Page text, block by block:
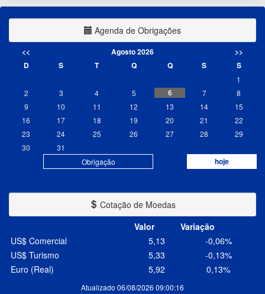
Agenda de Obrigações
<< Agosto 2026
>>
D
S T Q Q S S
Obrigação hoje
1
2
3 4 5 6 7
8
9
10 11 12 13 14
15
16
17 18 19 20 21
22
23
24 25 26 27 28
29
30
31
Cotação de Moedas
Valor
Variação
Atualizado 06/08/2026 09:00:16
US$ Comercial 5,13
-0,06%
US$ Turismo
5,33
-0,13%
Euro (Real)
5,92 0,13%